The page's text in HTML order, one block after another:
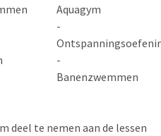
Aquagym
-
-
Banenzwemmen
deel te nemen aan de lessen